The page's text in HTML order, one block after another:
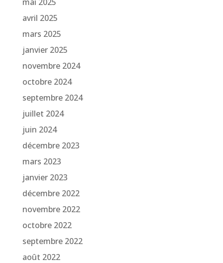
avril 2025
mars 2025
janvier 2025
novembre 2024
octobre 2024
septembre 2024
juillet 2024
juin 2024
décembre 2023
mars 2023
janvier 2023
décembre 2022
novembre 2022
octobre 2022
septembre 2022
août 2022